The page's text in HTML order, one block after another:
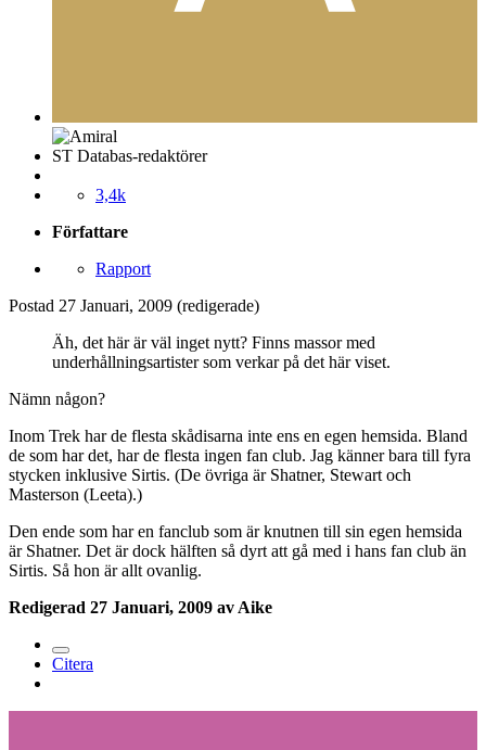
ST Databas-redaktörer
3,4k
Författare
Rapport
Postad 27 Januari, 2009 (redigerade)
Äh, det här är väl inget nytt? Finns massor med
underhållningsartister som verkar på det här viset.
Nämn någon?
Inom Trek har de flesta skådisarna inte ens en egen hemsida. Bland
de som har det, har de flesta ingen fan club. Jag känner bara till fyra
stycken inklusive Sirtis. (De övriga är Shatner, Stewart och
Masterson (Leeta).)
Den ende som har en fanclub som är knutnen till sin egen hemsida
är Shatner. Det är dock hälften så dyrt att gå med i hans fan club än
Sirtis. Så hon är allt ovanlig.
Redigerad 27 Januari, 2009 av Aike
Citera